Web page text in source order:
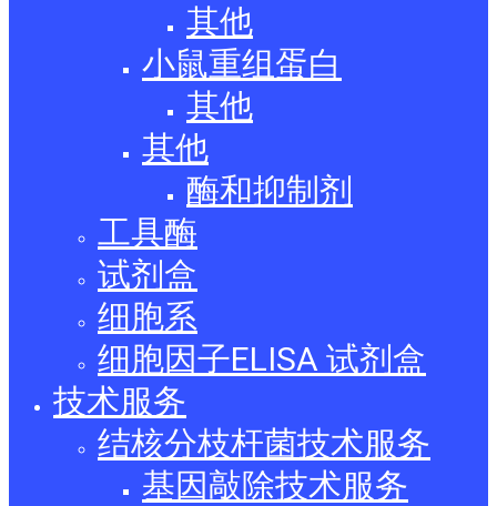
其他
小鼠重组蛋白
其他
其他
酶和抑制剂
工具酶
试剂盒
细胞系
细胞因子ELISA 试剂盒
技术服务
结核分枝杆菌技术服务
基因敲除技术服务